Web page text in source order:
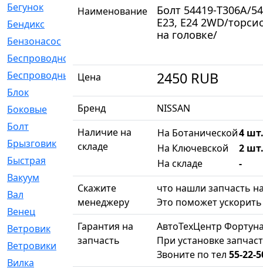
Бегунок
[21]
Бендикс
Бензонасос
Беспроводное
Беспроводные
Блок
[81]
Боковые
Болт
Брызговик
[77]
Быстрая
Вакуум
[23]
Вал
[194]
Венец
[16]
Ветровик
[132]
Ветровики
[2]
Вилка
[15]
Наименование
Болт 54419-T306A/
E23, E24 2WD/
на головке/
Цена 2450 RUB
Бренд
NISSAN
Наличие на
складе
На Ботанической4
На Ключевской
2
На складе
-
Скажите
менеджеру
что нашли запчасть
Это поможет ускорить
Гарантия на
запчасть
АвтоТехЦентр
При установке
Звоните по тел 55-22-